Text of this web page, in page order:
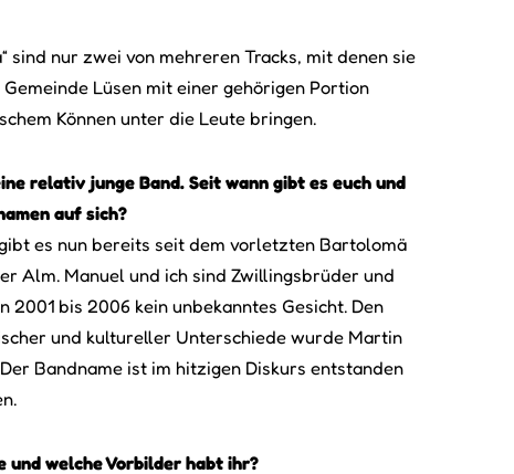
sind nur zwei von mehreren Tracks, mit denen sie
Lüsen mit einer gehörigen Portion
Können unter die Leute bringen.
relativ junge Band. Seit wann gibt es euch und
auf sich?
es nun bereits seit dem vorletzten Bartolomä
Alm. Manuel und ich sind Zwillingsbrüder und
2001 bis 2006 kein unbekanntes Gesicht. Den
und kultureller Unterschiede wurde Martin
Bandname ist im hitzigen Diskurs entstanden
und welche Vorbilder habt ihr?